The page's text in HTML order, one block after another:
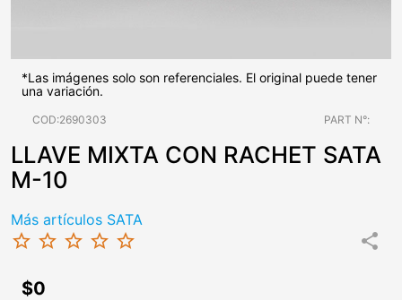
*Las imágenes solo son referenciales. El original puede tener
una variación.
COD:2690303 PART N°:
LLAVE MIXTA CON RACHET SATA
M-10
Más artículos SATA
star_border star_border star_border star_border star_border share
$0